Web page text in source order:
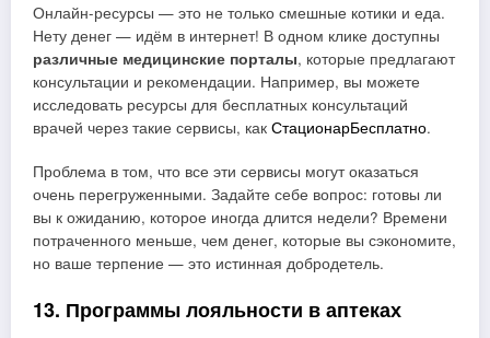
Онлайн-ресурсы — это не только смешные котики и еда.
Нету денег — идём в интернет! В одном клике доступны
различные медицинские порталы, которые предлагают
консультации и рекомендации. Например, вы можете
исследовать ресурсы для бесплатных консультаций
врачей через такие сервисы, как СтационарБесплатно.
Проблема в том, что все эти сервисы могут оказаться
очень перегруженными. Задайте себе вопрос: готовы ли
вы к ожиданию, которое иногда длится недели? Времени
потраченного меньше, чем денег, которые вы сэкономите,
но ваше терпение — это истинная добродетель.
13. Программы лояльности в аптеках